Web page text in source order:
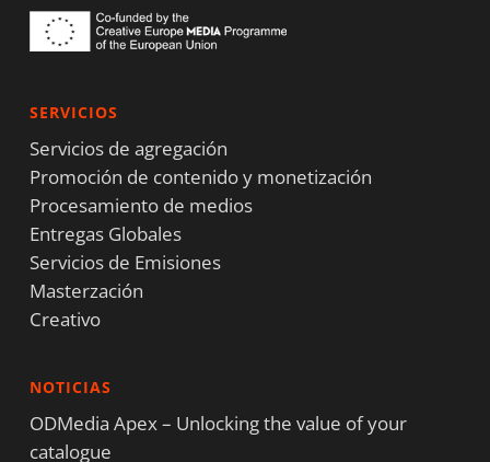
SERVICIOS
Servicios de agregación
Promoción de contenido y monetización
Procesamiento de medios
Entregas Globales
Servicios de Emisiones
Masterzación
Creativo
NOTICIAS
ODMedia Apex – Unlocking the value of your
catalogue